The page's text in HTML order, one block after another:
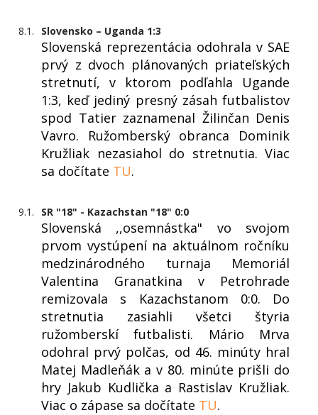
8.1. Slovensko – Uganda 1:3
Slovenská reprezentácia odohrala v SAE
prvý z dvoch plánovaných priateľských
stretnutí, v ktorom podľahla Ugande
1:3, keď jediný presný zásah futbalistov
spod Tatier zaznamenal Žilinčan Denis
Vavro. Ružomberský obranca Dominik
Kružliak nezasiahol do stretnutia. Viac
sa dočítate TU.
9.1. SR "18" - Kazachstan "18" 0:0
Slovenská ,,osemnástka" vo svojom
prvom vystúpení na aktuálnom ročníku
medzinárodného turnaja Memoriál
Valentina Granatkina v Petrohrade
remizovala s Kazachstanom 0:0. Do
stretnutia zasiahli všetci štyria
ružomberskí futbalisti. Mário Mrva
odohral prvý polčas, od 46. minúty hral
Matej Madleňák a v 80. minúte prišli do
hry Jakub Kudlička a Rastislav Kružliak.
Viac o zápase sa dočítate TU.